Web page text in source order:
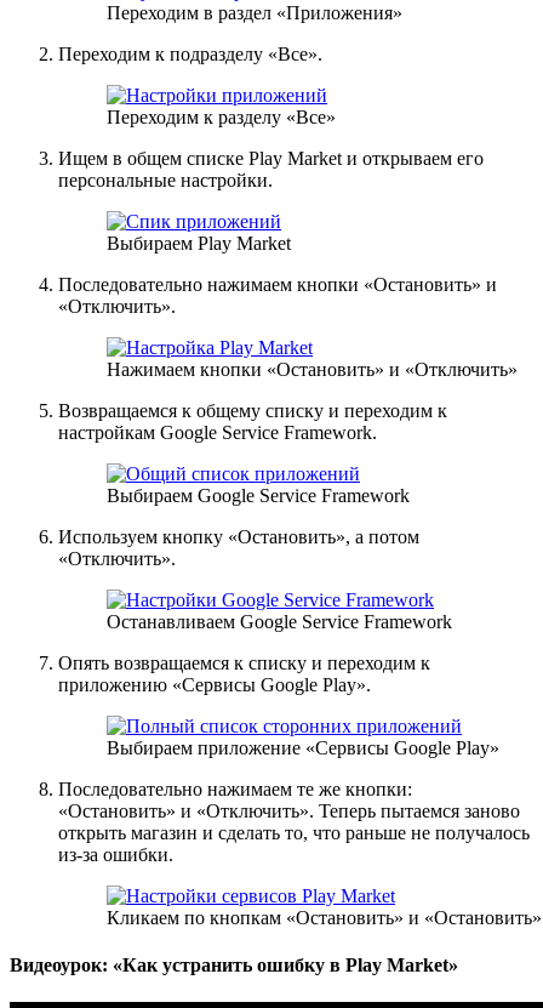
Переходим в раздел «Приложения»
Переходим к подразделу «Все».
Переходим к разделу «Все»
Ищем в общем списке Play Market и открываем его
персональные настройки.
Выбираем Play Market
Последовательно нажимаем кнопки «Остановить» и
«Отключить».
Нажимаем кнопки «Остановить» и «Отключить»
Возвращаемся к общему списку и переходим к
настройкам Google Service Framework.
Выбираем Google Service Framework
Используем кнопку «Остановить», а потом
«Отключить».
Останавливаем Google Service Framework
Опять возвращаемся к списку и переходим к
приложению «Сервисы Google Play».
Выбираем приложение «Сервисы Google Play»
Последовательно нажимаем те же кнопки:
«Остановить» и «Отключить». Теперь пытаемся заново
открыть магазин и сделать то, что раньше не получалось
из-за ошибки.
Кликаем по кнопкам «Остановить» и «Остановить»
Видеоурок: «Как устранить ошибку в Play Market»